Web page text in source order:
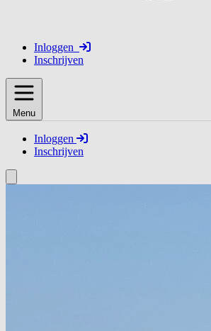
Inloggen
Inschrijven
Menu
Inloggen
Inschrijven